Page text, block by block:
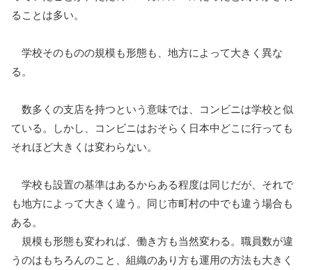
ることは多い。
学校そのものの規模も形態も、地方によって大きく異な
る。
数多くの支店を持つという意味では、コンビニは学校と似
ている。しかし、コンビニはおそらく日本中どこに行っても
それほど大きくは変わらない。
学校も設置の基準はあるからある程度は同じだが、それで
も地方によって大きく違う。同じ市町村の中でも違う場合も
ある。
規模も形態も変われば、働き方も当然変わる。職員数が違
うのはもちろんのこと、組織のあり方も運用の方法も大きく